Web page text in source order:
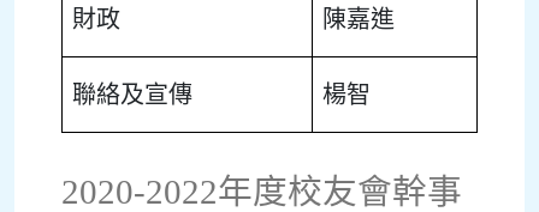
財政 陳嘉進
聯絡及宣傳 楊智
2020-2022年度校友會幹事